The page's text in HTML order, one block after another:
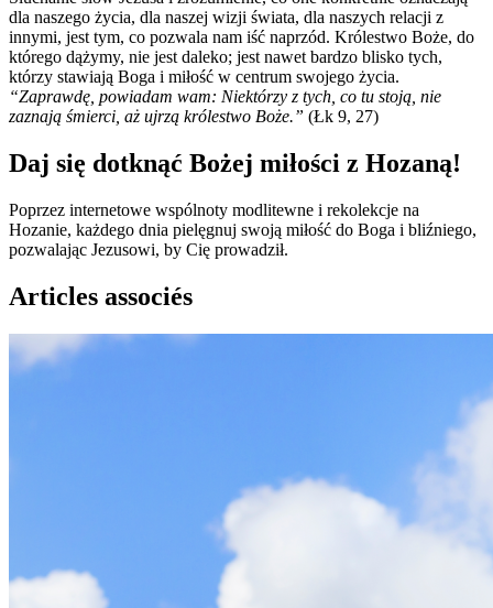
dla naszego życia, dla naszej wizji świata, dla naszych relacji z
innymi, jest tym, co pozwala nam iść naprzód. Królestwo Boże, do
którego dążymy, nie jest daleko; jest nawet bardzo blisko tych,
którzy stawiają Boga i miłość w centrum swojego życia.
“Zaprawdę, powiadam wam: Niektórzy z tych, co tu stoją, nie
zaznają śmierci, aż ujrzą królestwo Boże.” (Łk 9, 27)
Daj się dotknąć Bożej miłości z Hozaną!
Poprzez internetowe wspólnoty modlitewne i rekolekcje na
Hozanie, każdego dnia pielęgnuj swoją miłość do Boga i bliźniego,
pozwalając Jezusowi, by Cię prowadził.
Articles associés